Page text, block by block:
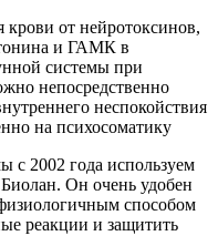
от нейротоксинов,
и ГАМК в
системы при
непосредственно
неспокойствия
на психосоматику
с 2002 года используем
Он очень удобен
способом
реакции и защитить